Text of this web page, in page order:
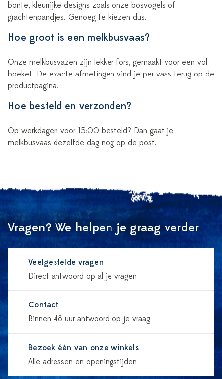
bonte, kleurrijke designs zoals onze bosvogels of
grachtenpandjes. Genoeg te kiezen dus.
Hoe groot is een melkbusvaas?
Onze melkbusvazen zijn lekker fors, gemaakt voor een vol
boeket. De exacte afmetingen vind je per vaas terug op de
productpagina.
Hoe besteld en verzonden?
Op werkdagen voor 15:00 besteld? Dan gaat je
melkbusvaas dezelfde dag nog op de post.
Vragen? We helpen je graag verder
Veelgestelde vragen
Direct antwoord op al je vragen
Contact
Binnen 48 uur antwoord op je vraag
Bezoek één van onze winkels
Alle adressen en openingstijden